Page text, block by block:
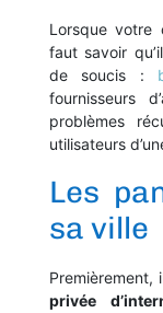
Lorsque votre
faut savoir
de soucis :
fournisseurs
problèmes
utilisateurs
Les
sa ville
privée